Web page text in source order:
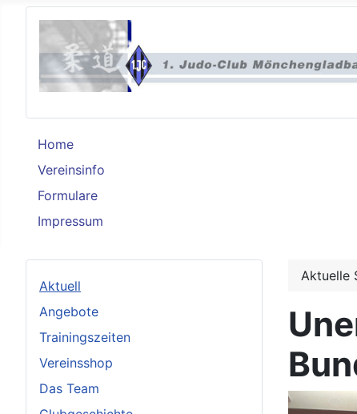
Home
Vereinsinfo
Formulare
Impressum
Aktuell
Angebote
Trainingszeiten
Vereinsshop
Das Team
Aktuelle